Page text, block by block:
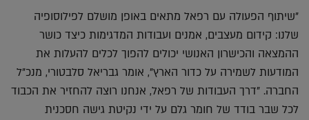
"שיתוף הפעולה עם רפאל מתאים באופן מושלם לפילוסופיה
שלנו: קידום מעצבים, אמנים ועבודות המדגימות כיצד כושר
ההמצאה והכישרון האנושי יכולים להפוך לכלים להעלות את
המודעות לשמירה על כדור הארץ", אומר גבריאל סלבטורי, מנכ"ל
החברה. "דרך העבודות של רפאל, אנחנו רוצה להחזיר את הכבוד
לכל שבר בודד של חומר גלם על ידי נקיטת גישה חסכנית